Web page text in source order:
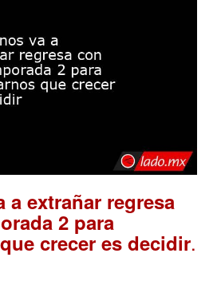
a extrañar regresa
2 para
crecer es decidir.